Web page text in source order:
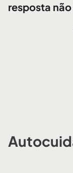
resposta